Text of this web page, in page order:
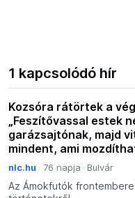
1 kapcsolódó hír
Kozsóra rátörtek a
„Feszítővassal estek
garázsajtónak, majd
mindent, ami
nlc.hu 76 napja Bulvár
Az Ámokfutók